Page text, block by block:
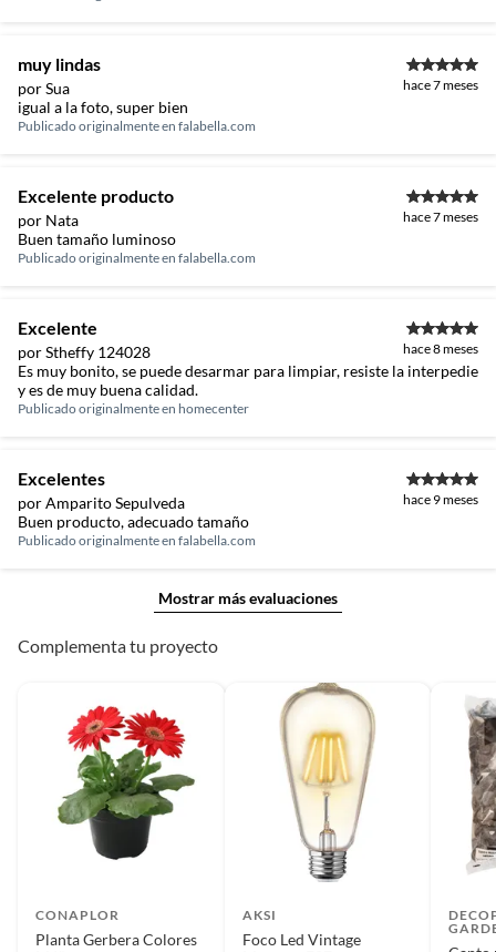
muy lindas
por Sua hace 7 meses
igual a la foto, super bien
Publicado originalmente en falabella.com
Excelente producto
por Nata hace 7 meses
Buen tamaño luminoso
Publicado originalmente en falabella.com
Excelente
por Stheffy 124028 hace 8 meses
Es muy bonito, se puede desarmar para limpiar, resiste la interpedie
y es de muy buena calidad.
Publicado originalmente en homecenter
Excelentes
por Amparito Sepulveda hace 9 meses
Buen producto, adecuado tamaño
Publicado originalmente en falabella.com
Mostrar más evaluaciones
Complementa tu proyecto
CONAPLOR
Planta Gerbera Colores
AKSI
Foco Led Vintage